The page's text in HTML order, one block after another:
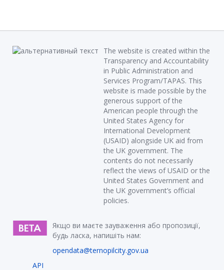
The website is created within the
Transparency and Accountability
in Public Administration and
Services Program/TAPAS. This
website is made possible by the
generous support of the
American people through the
United States Agency for
International Development
(USAID) alongside UK aid from
the UK government. The
contents do not necessarily
reflect the views of USAID or the
United States Government and
the UK government’s official
policies.
Якщо ви маєте зауваження або пропозиції,
будь ласка, напишіть нам:
opendata@ternopilcity.gov.ua
API